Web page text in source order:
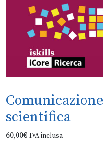
scientifica
60,00€ IVA inclusa